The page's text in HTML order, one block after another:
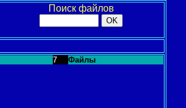
Поиск файлов
7 Файлы